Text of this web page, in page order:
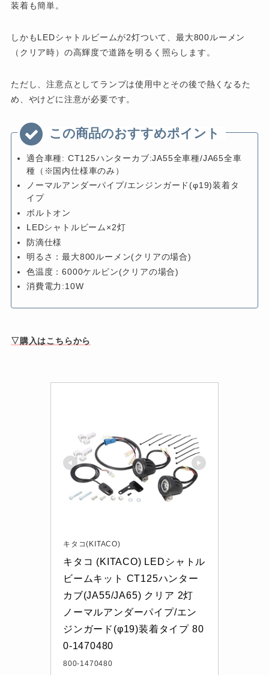
装着も簡単。
しかもLEDシャトルビームが2灯ついて、最大800ルーメン
（クリア時）の高輝度で道路を明るく照らします。
ただし、注意点としてランプは使用中とその後で熱くなるた
め、やけどに注意が必要です。
適合車種: CT125ハンターカブ:JA55全車種/JA65全車
種（※国内仕様車のみ）
ノーマルアンダーパイプ/エンジンガード(φ19)装着タ
イプ
ボルトオン
LEDシャトルビーム×2灯
防滴仕様
明るさ：最大800ルーメン(クリアの場合)
色温度：6000ケルビン(クリアの場合)
消費電力:10W
▽購入はこちらから
キタコ(KITACO)
キタコ (KITACO) LEDシャトル
ビームキット CT125ハンター
カブ(JA55/JA65) クリア 2灯
ノーマルアンダーパイプ/エン
ジンガード(φ19)装着タイプ 80
0-1470480
800-1470480